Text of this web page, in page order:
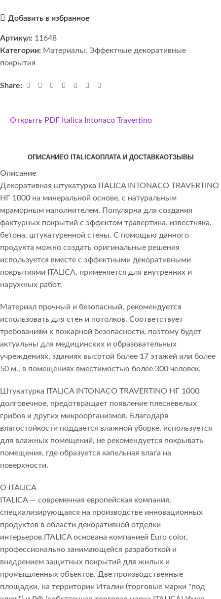
Добавить в избранное
Артикул: 11648
Категории: Материалы, Эффектные декоративные
покрытия
Share:
Открыть PDF Italica Intonaco Travertino
ОПИСАНИЕО ITALICAОПЛАТА И ДОСТАВКАОТЗЫВЫ
Описание
Декоративная штукатурка ITALICA INTONACO TRAVERTINO
НГ 1000 на минеральной основе, с натуральным
мраморным наполнителем. Популярна для создания
фактурных покрытий с эффектом травертина, известняка,
бетона, штукатуренной стены. С помощью данного
продукта можно создать оригинальные решения
используется вместе с эффектными декоративными
покрытиями ITALICA. применяется для внутренних и
наружных работ.
Материал прочный и безопасный, рекомендуется
использовать для стен и потолков. Соответствует
требованиям к пожарной безопасности, поэтому будет
актуальны для медицинских и образовательных
учреждениях, зданиях высотой более 17 этажей или более
50 м., в помещениях вместимостью более 300 человек.
Штукатурка ITALICA INTONACO TRAVERTINO НГ 1000
долговечное, предотвращает появление плесневелых
грибов и других микроорганизмов. Благодаря
влагостойкости поддается влажной уборке, используется
для влажных помещений, не рекомендуется покрывать
помещения, где образуется капельная влага на
поверхности.
О ITALICA
ITALICA — современная европейская компания,
специализирующаяся на производстве инновационных
продуктов в области декоративной отделки
интерьеров.ITALICA основана компанией Euro color,
профессионально занимающейся разработкой и
внедрением защитных покрытий для жилых и
промышленных объектов. Две производственные
площадки, на территории Италии (торговые марки "под